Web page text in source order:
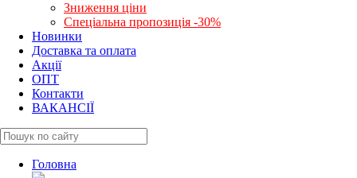
Зниження ціни
Спеціальна пропозиція -30%
Новинки
Доставка та оплата
Акції
ОПТ
Контакти
ВАКАНСІЇ
Головна